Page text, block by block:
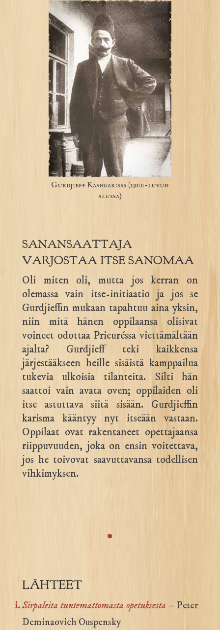
Gurdjieff Kashgarissa (1900-luvun
alussa)
SANANSAATTAJA
VARJOSTAA ITSE SANOMAA
Oli miten oli, mutta jos kerran on
olemassa vain itse-initiaatio ja jos se
Gurdjieffin mukaan tapahtuu aina yksin,
niin mitä hänen oppilaansa olisivat
voineet odottaa Prieuréssa viettämältään
ajalta? Gurdjieff teki kaikkensa
järjestääkseen heille sisäistä kamppailua
tukevia ulkoisia tilanteita. Silti hän
saattoi vain avata oven; oppilaiden oli
itse astuttava siitä sisään. Gurdjieffin
karisma kääntyy nyt itseään vastaan.
Oppilaat ovat rakentaneet opettajaansa
riippuvuuden, joka on ensin voitettava,
jos he toivovat saavuttavansa todellisen
vihkimyksen.
.
LÄHTEET
Sirpaleita tuntemattomasta opetuksesta – Peter
Deminaovich Ouspensky